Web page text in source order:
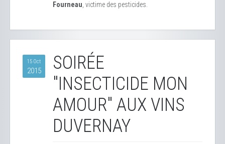
Fourneau , victime des pesticides.
15 Oct
2015
SOIRÉE
"INSECTICIDE MON
AMOUR" AUX VINS
DUVERNAY